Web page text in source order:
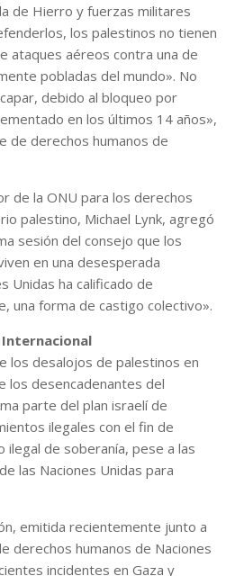
de Hierro y fuerzas militares
los palestinos no tienen
ataques aéreos contra una de
pobladas del mundo». No
debido al bloqueo por
en los últimos 14 años»,
de derechos humanos de
de la ONU para los derechos
palestino, Michael Lynk, agregó
sesión del consejo que los
en una desesperada
Unidas ha calificado de
una forma de castigo colectivo».
los desalojos de palestinos en
los desencadenantes del
parte del plan israelí de
ilegales con el fin de
ilegal de soberanía, pese a las
las Naciones Unidas para
emitida recientemente junto a
derechos humanos de Naciones
incidentes en Gaza y